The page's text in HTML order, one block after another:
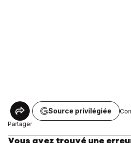
Partager
Source privilégiée
Vous avez trouvé une